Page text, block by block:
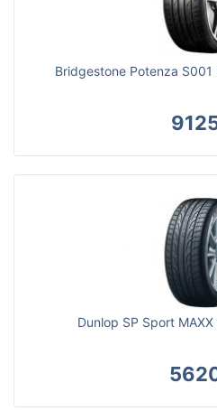
Bridgestone Potenza
Dunlop SP Sport